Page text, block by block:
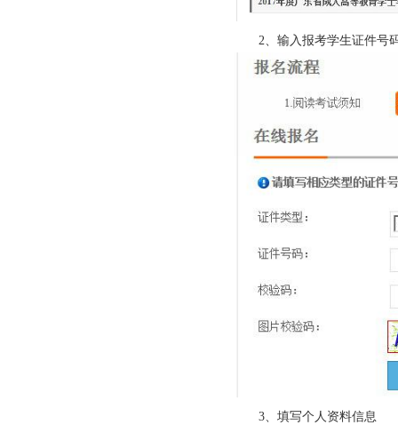
2、输入报考学生证件号
3、填写个人资料信息